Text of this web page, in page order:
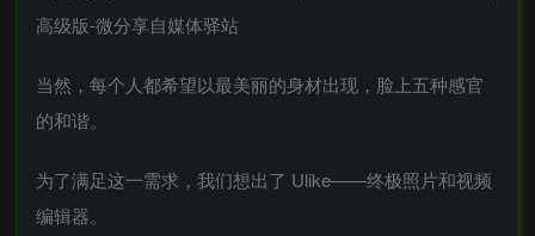
当然，每个人都希望以最美丽的身材出现，脸上五种感官
的和谐。
为了满足这一需求，我们想出了 Ulike——终极照片和视频
编辑器。